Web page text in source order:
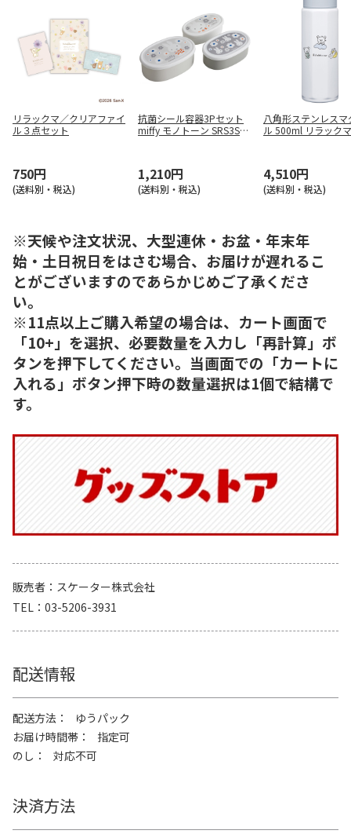
リラックマ／クリアファイ
ル３点セット
750円
(送料別・税込)
抗菌シール容器3Pセット
miffy モノトーン SRS3SA
1,210円
(送料別・税込)
八角形ステンレスマ
ル 500ml リラック
4,510円
(送料別・税込)
※天候や注文状況、大型連休・お盆・年末年
始・土日祝日をはさむ場合、お届けが遅れるこ
とがございますのであらかじめご了承くださ
い。
※11点以上ご購入希望の場合は、カート画面で
「10+」を選択、必要数量を入力し「再計算」ボ
タンを押下してください。当画面での「カートに
入れる」ボタン押下時の数量選択は1個で結構で
す。
販売者
スケーター株式会社
TEL
03-5206-3931
配送情報
配送方法
ゆうパック
お届け時間帯
指定可
のし
対応不可
決済方法